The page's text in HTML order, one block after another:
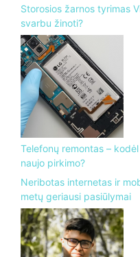
Storosios žarnos tyrimas
svarbu žinoti?
Telefonų remontas –
naujo pirkimo?
Neribotas internetas ir
metų geriausi pasiūlymai